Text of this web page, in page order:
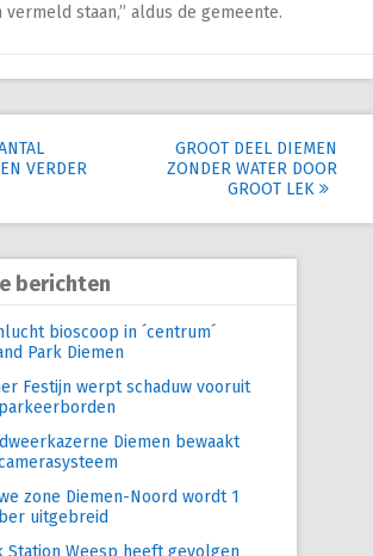
staan,’’ aldus de gemeente.
VERDER
GROOT DEEL DIEMEN
ZONDER WATER DOOR
GROOT LEK
berichten
bioscoop in ´centrum´
Park Diemen
Festijn werpt schaduw vooruit
Diemen bewaakt
zone Diemen-Noord wordt 1
uitgebreid